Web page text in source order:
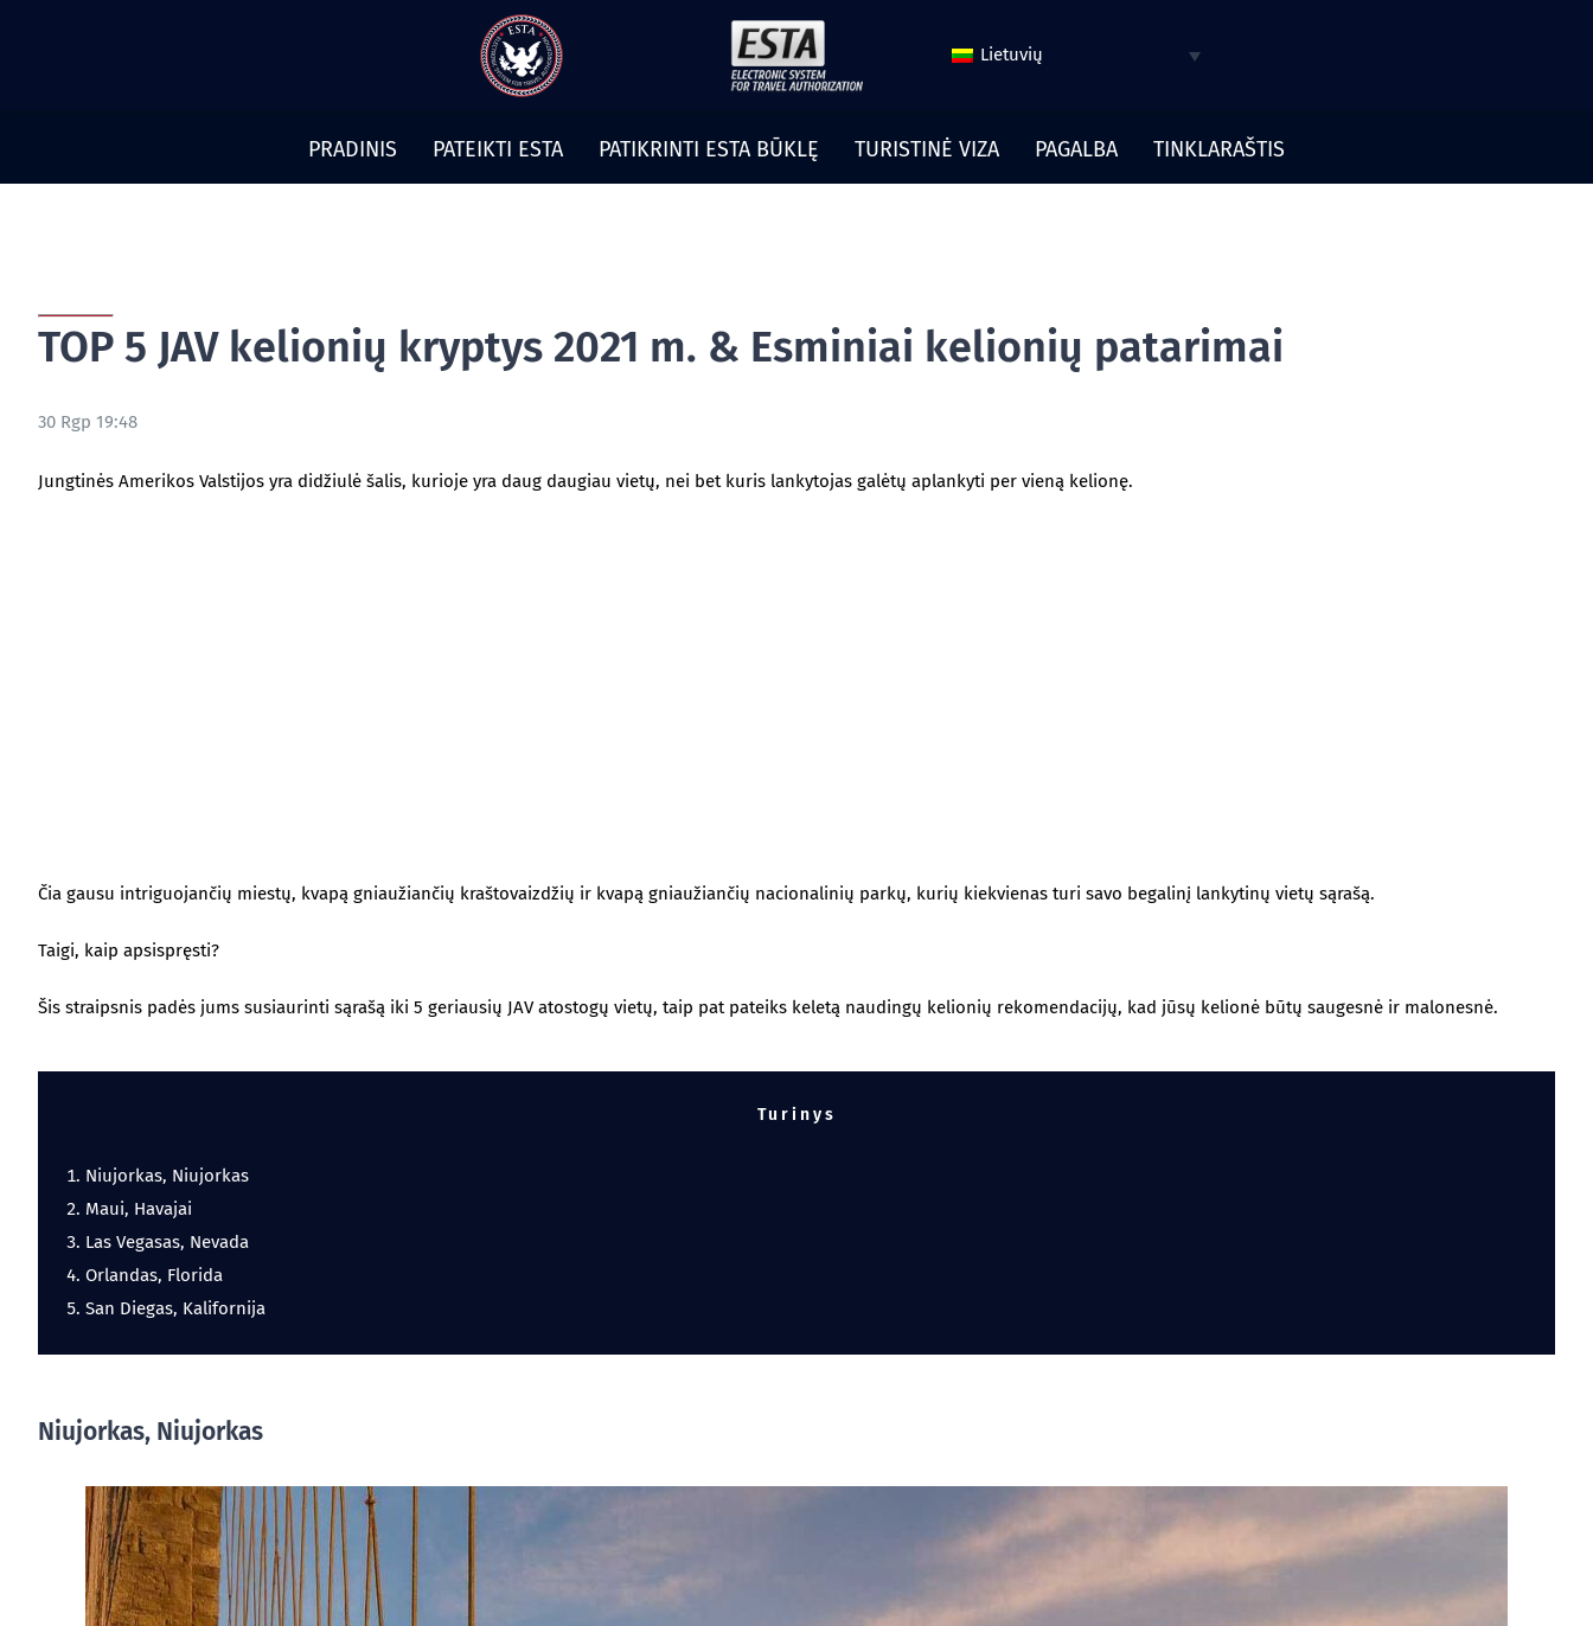
Lietuvių
PRADINIS PATEIKTI ESTA PATIKRINTI ESTA BŪKLĘ TURISTINĖ VIZA PAGALBA TINKLARAŠTIS
TOP 5 JAV kelionių kryptys 2021 m. & Esminiai kelionių patarimai
30 Rgp 19:48
Jungtinės Amerikos Valstijos yra didžiulė šalis, kurioje yra daug daugiau vietų, nei bet kuris lankytojas galėtų aplankyti per vieną kelionę.
Čia gausu intriguojančių miestų, kvapą gniaužiančių kraštovaizdžių ir kvapą gniaužiančių nacionalinių parkų, kurių kiekvienas turi savo begalinį lankytinų vietų sąrašą.
Taigi, kaip apsispręsti?
Šis straipsnis padės jums susiaurinti sąrašą iki 5 geriausių JAV atostogų vietų, taip pat pateiks keletą naudingų kelionių rekomendacijų, kad jūsų kelionė būtų saugesnė ir malonesnė.
Turinys
Niujorkas, Niujorkas
Maui, Havajai
Las Vegasas, Nevada
Orlandas, Florida
San Diegas, Kalifornija
Niujorkas, Niujorkas